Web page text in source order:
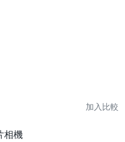
加入比較
相機